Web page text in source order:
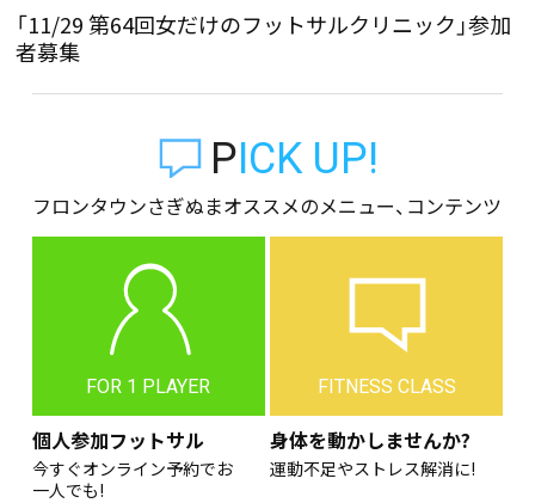
「11/29 第64回女だけのフットサルクリニック」参加
者募集
PICK UP!
フロンタウンさぎぬまオススメのメニュー、コンテンツ
FOR 1 PLAYER
個人参加フットサル
今すぐオンライン予約でお
一人でも!
FITNESS CLASS
身体を動かしませんか?
運動不足やストレス解消に!